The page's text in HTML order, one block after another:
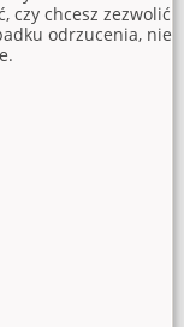
czy chcesz zezwolić
odrzucenia, nie